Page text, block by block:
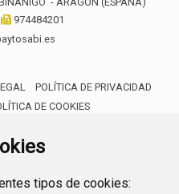
tipos de cookies:
974484201
POLÍTICA DE PRIVACIDAD
DE COOKIES